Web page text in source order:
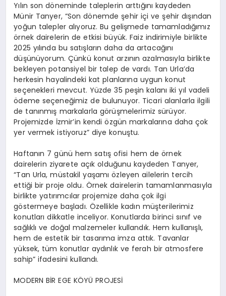
Yılın son döneminde taleplerin arttığını kaydeden
Münir Tanyer, “Son dönemde şehir içi ve şehir dışından
yoğun talepler alıyoruz. Bu gelişmede tamamladığımız
örnek dairelerin de etkisi büyük. Faiz indirimiyle birlikte
2025 yılında bu satışların daha da artacağını
düşünüyorum. Çünkü konut arzının azalmasıyla birlikte
bekleyen potansiyel bir talep de vardı. Tan Urla’da
herkesin hayalindeki kat planlarına uygun konut
seçenekleri mevcut. Yüzde 35 peşin kalanı iki yıl vadeli
ödeme seçeneğimiz de bulunuyor. Ticari alanlarla ilgili
de tanınmış markalarla görüşmelerimiz sürüyor.
Projemizde İzmir’in kendi özgün markalarına daha çok
yer vermek istiyoruz” diye konuştu.
Haftanın 7 günü hem satış ofisi hem de örnek
dairelerin ziyarete açık olduğunu kaydeden Tanyer,
“Tan Urla, müstakil yaşamı özleyen ailelerin tercih
ettiği bir proje oldu. Örnek dairelerin tamamlanmasıyla
birlikte yatırımcılar projemize daha çok ilgi
göstermeye başladı. Özellikle kadın müşterilerimiz
konutları dikkatle inceliyor. Konutlarda birinci sınıf ve
sağlıklı ve doğal malzemeler kullandık. Hem kullanışlı,
hem de estetik bir tasarıma imza attık. Tavanlar
yüksek, tüm konutlar aydınlık ve ferah bir atmosfere
sahip” ifadesini kullandı.
MODERN BİR EGE KÖYÜ PROJESİ